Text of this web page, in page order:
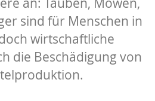
sind für Menschen in
wirtschaftliche
die Beschädigung von